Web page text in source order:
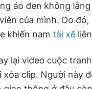
áo đen không
của mình. Do
khiến nam tài xế
lại video cuộc
xóa clip. Người này